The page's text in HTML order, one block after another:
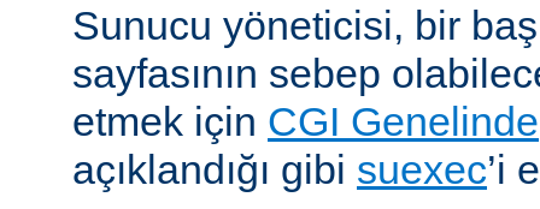
Sunucu yöneticisi, bir
sayfasının sebep
etmek için CGI Genelinde
açıklandığı gibi suexec’i